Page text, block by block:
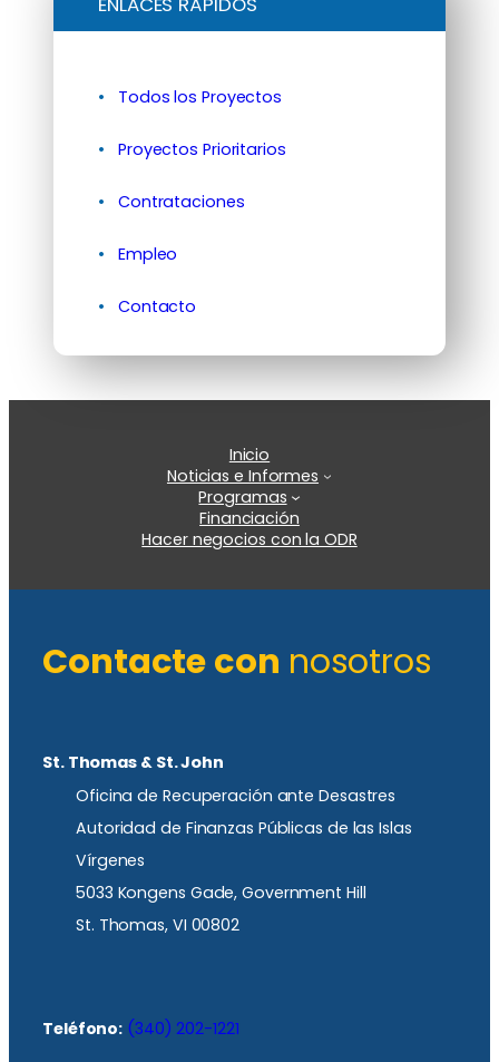
Todos los Proyectos
Proyectos Prioritarios
Contrataciones
Empleo
Contacto
Inicio
Noticias e Informes
Programas
Financiación
Hacer negocios con la ODR
Contacte con nosotros
St. Thomas & St. John
Oficina de Recuperación ante Desastres
Autoridad de Finanzas Públicas de las Islas
Vírgenes
5033 Kongens Gade, Government Hill
St. Thomas, VI 00802
Teléfono: (340) 202-1221